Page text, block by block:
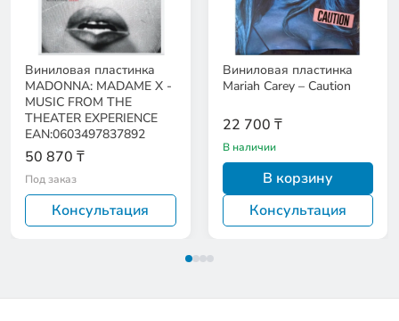
Виниловая пластинка
MADONNA: MADAME X -
MUSIC FROM THE
THEATER EXPERIENCE
EAN:0603497837892
50 870 ₸
Под заказ
Консультация
Виниловая пластинка
Mariah Carey – Caution
22 700 ₸
В наличии
В корзину
Консультация